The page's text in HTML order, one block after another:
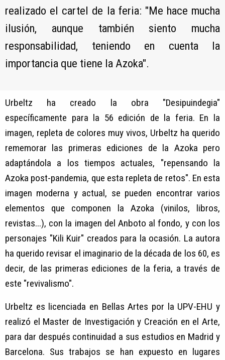
realizado el cartel de la feria: "Me hace mucha
ilusión, aunque también siento mucha
responsabilidad, teniendo en cuenta la
importancia que tiene la Azoka".
Urbeltz ha creado la obra "Desipuindegia"
específicamente para la 56 edición de la feria. En la
imagen, repleta de colores muy vivos, Urbeltz ha querido
rememorar las primeras ediciones de la Azoka pero
adaptándola a los tiempos actuales, "repensando la
Azoka post-pandemia, que esta repleta de retos". En esta
imagen moderna y actual, se pueden encontrar varios
elementos que componen la Azoka (vinilos, libros,
revistas...), con la imagen del Anboto al fondo, y con los
personajes "Kili Kuir" creados para la ocasión. La autora
ha querido revisar el imaginario de la década de los 60, es
decir, de las primeras ediciones de la feria, a través de
este "revivalismo".
Urbeltz es licenciada en Bellas Artes por la UPV-EHU y
realizó el Master de Investigación y Creación en el Arte,
para dar después continuidad a sus estudios en Madrid y
Barcelona. Sus trabajos se han expuesto en lugares